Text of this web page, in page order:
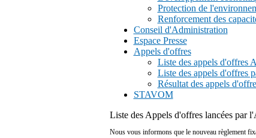
Protection de
Renforcement des
Conseil d'Administration
Espace Presse
Appels d'offres
Liste des appels d'offres
Liste des appels d'offres
Résultat des appels
STAVOM
Liste des Appels d'offres lancées par
Nous vous informons que le nouveau règlement